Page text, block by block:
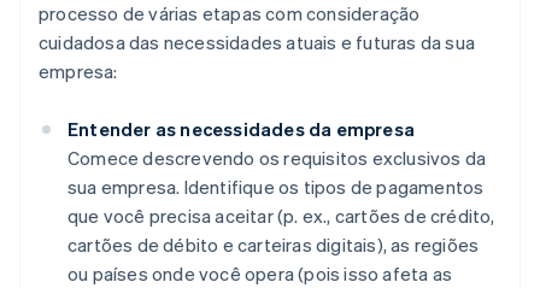
processo de várias etapas com consideração
cuidadosa das necessidades atuais e futuras da sua
empresa:
Entender as necessidades da empresa
Comece descrevendo os requisitos exclusivos da
sua empresa. Identifique os tipos de pagamentos
que você precisa aceitar (p. ex., cartões de crédito,
cartões de débito e carteiras digitais), as regiões
ou países onde você opera (pois isso afeta as